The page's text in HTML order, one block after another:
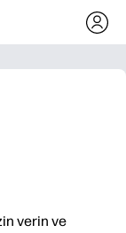
verin ve